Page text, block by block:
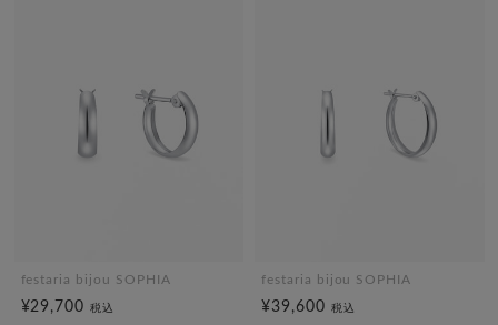
festaria bijou SOPHIA
¥29,700税込
festaria bijou SOPHIA
¥39,600 税込